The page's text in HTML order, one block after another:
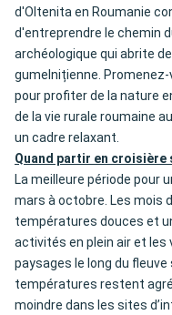
d'Oltenita en Roumanie
d'entreprendre le chemin
archéologique qui abrite
gumelnițienne. Promenez-
pour profiter de la nature
de la vie rurale roumaine
un cadre relaxant.
Quand partir en croisière
La meilleure période pour
mars à octobre. Les mois
températures douces et
activités en plein air et
paysages le long du
températures restent
moindre dans les sites